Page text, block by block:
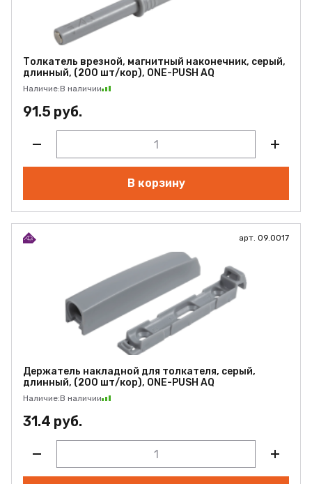
Толкатель врезной, магнитный наконечник, серый,
длинный, (200 шт/кор), ONE-PUSH AQ
Наличие:В наличии
91.5 руб.
В корзину
арт. 09.0017
Держатель накладной для толкателя, серый,
длинный, (200 шт/кор), ONE-PUSH AQ
Наличие:В наличии
31.4 руб.